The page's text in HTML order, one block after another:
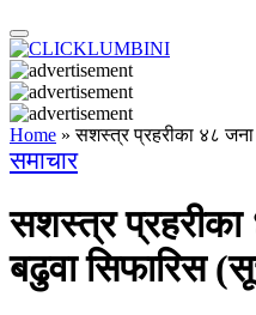
Home »सशस्त्र प्रहरीका ४८
समाचार
सशस्त्र प्रहरीका
बढुवा सिफारिस